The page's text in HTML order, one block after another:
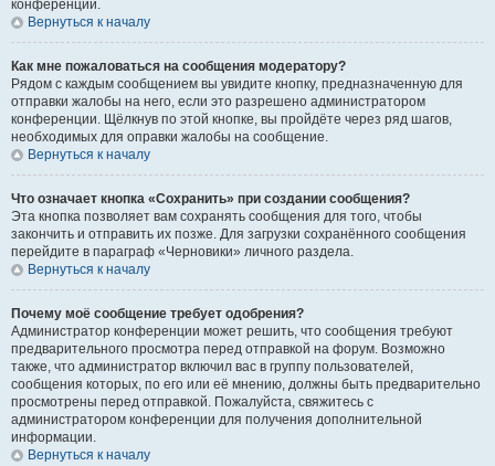
конференции.
Вернуться к началу
Как мне пожаловаться на сообщения модератору?
Рядом с каждым сообщением вы увидите кнопку, предназначенную для
отправки жалобы на него, если это разрешено администратором
конференции. Щёлкнув по этой кнопке, вы пройдёте через ряд шагов,
необходимых для оправки жалобы на сообщение.
Вернуться к началу
Что означает кнопка «Сохранить» при создании сообщения?
Эта кнопка позволяет вам сохранять сообщения для того, чтобы
закончить и отправить их позже. Для загрузки сохранённого сообщения
перейдите в параграф «Черновики» личного раздела.
Вернуться к началу
Почему моё сообщение требует одобрения?
Администратор конференции может решить, что сообщения требуют
предварительного просмотра перед отправкой на форум. Возможно
также, что администратор включил вас в группу пользователей,
сообщения которых, по его или её мнению, должны быть предварительно
просмотрены перед отправкой. Пожалуйста, свяжитесь с
администратором конференции для получения дополнительной
информации.
Вернуться к началу